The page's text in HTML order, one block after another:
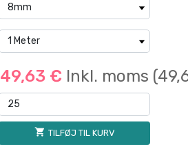
49,63 € Inkl. moms
shopping_cart TILFØJ TIL KURV